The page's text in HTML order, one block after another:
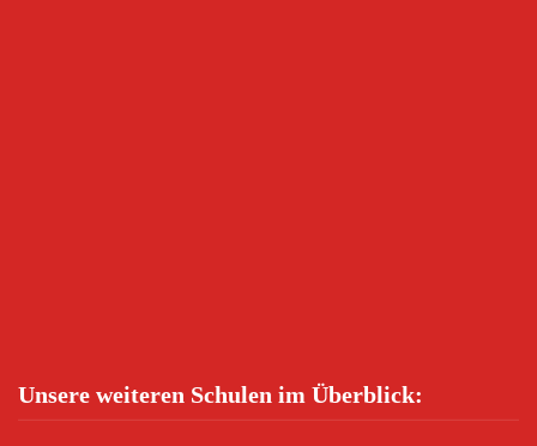
Unsere weiteren Schulen im Überblick: